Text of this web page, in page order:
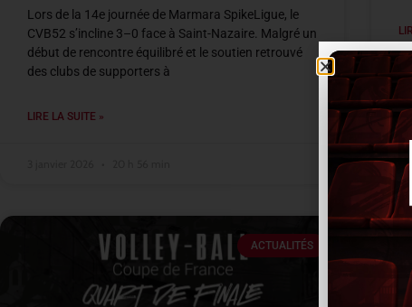
Lors de la 14e journée de Marmara SpikeLigue, le
CVB52 s’incline 3–0 face à Saint-Nazaire. Malgré un
début de rencontre équilibré et le soutien retrouvé
des clubs de supporters à
LIRE LA SUITE »
ACTUALITÉS